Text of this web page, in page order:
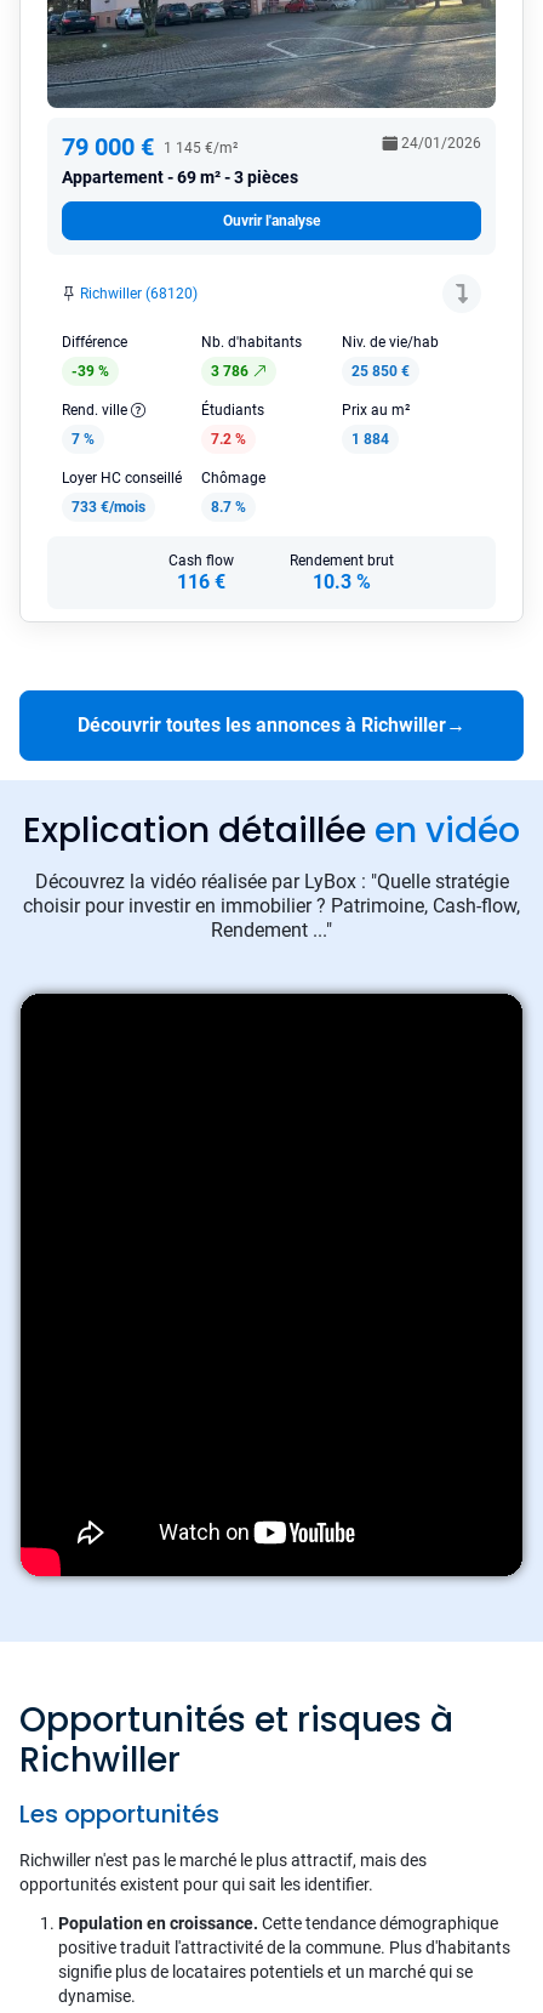
79 000 € 1 145 €/m²
Appartement 69 m² - 3 pièces
24/01/2026
Ouvrir l'analyse
Richwiller (68120)
Différence
-39 %
Nb. d'habitants
3 786
Niv. de vie/hab
25 850 €
Rend. ville
7 %
Étudiants
7.2 %
Prix au m²
1 884
Loyer HC conseillé
733 €/mois
Chômage
8.7 %
Cash flow
116 €
Rendement brut
10.3 %
Découvrir toutes les annonces à Richwiller→
Explication détaillée en vidéo
Découvrez la vidéo réalisée par LyBox : "Quelle stratégie
choisir pour investir en immobilier ? Patrimoine, Cash-flow,
Rendement ..."
Opportunités et risques à
Richwiller
Les opportunités
Richwiller n'est pas le marché le plus attractif, mais des
opportunités existent pour qui sait les identifier.
Population en croissance. Cette tendance démographique
positive traduit l'attractivité de la commune. Plus d'habitants
signifie plus de locataires potentiels et un marché qui se
dynamise.